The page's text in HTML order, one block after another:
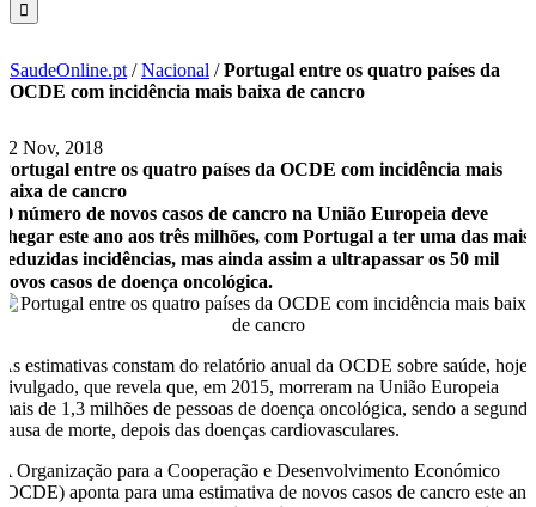
SaudeOnline.pt /Nacional /Portugal entre os quatro países da
OCDE com incidência mais baixa de cancro
22 Nov, 2018
Portugal entre os quatro países da OCDE com incidência mais
baixa de cancro
O número de novos casos de cancro na União Europeia deve
chegar este ano aos três milhões, com Portugal a ter uma das mais
reduzidas incidências, mas ainda assim a ultrapassar os 50 mil
novos casos de doença oncológica.
As estimativas constam do relatório anual da OCDE sobre saúde, hoje
divulgado, que revela que, em 2015, morreram na União Europeia
mais de 1,3 milhões de pessoas de doença oncológica, sendo a segunda
causa de morte, depois das doenças cardiovasculares.
A Organização para a Cooperação e Desenvolvimento Económico
(OCDE) aponta para uma estimativa de novos casos de cancro este ano